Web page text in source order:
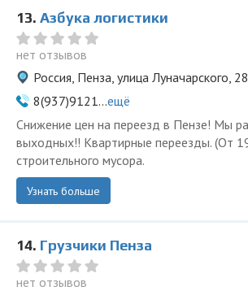
13. Азбука логистики
нет отзывов
Россия, Пенза, улица Луначарского,
8(937)9121...ещё
Снижение цен на переезд в Пензе! Мы
выходных!! Квартирные переезды. (От
строительного мусора.
Узнать больше
14. Грузчики Пенза
нет отзывов